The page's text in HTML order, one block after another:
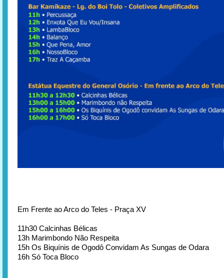
Em Frente ao Arco do Teles - Praça XV
11h30 Calcinhas Bélicas
13h Marimbondo Não Respeita
15h Os Biquínis de Ogodô Convidam As Sungas de Odara
16h Só Toca Bloco